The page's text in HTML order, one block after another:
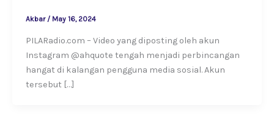
Akbar / May 16, 2024
PILARadio.com – Video yang diposting oleh akun
Instagram @ahquote tengah menjadi perbincangan
hangat di kalangan pengguna media sosial. Akun
tersebut […]